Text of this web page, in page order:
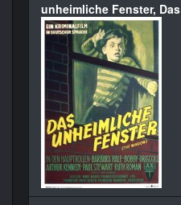
unheimliche Fenster, Das